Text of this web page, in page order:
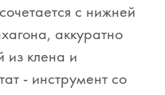
с нижней
аккуратно
из клена и
- инструмент со